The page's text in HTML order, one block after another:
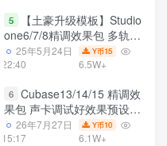
5
【土豪升级模板】Studio
one6/7/8精调效果包 多轨道
效果模式可选 声卡调试好预
设模板 带插件全套文件
25年5月24日
22:40
Y币15
6.5W+
6 Cubase13/14/15 精调效
果包 声卡调试好效果预设工
程模板 带插件全套文件
26年7月27日
15:17
Y币10
6.1W+